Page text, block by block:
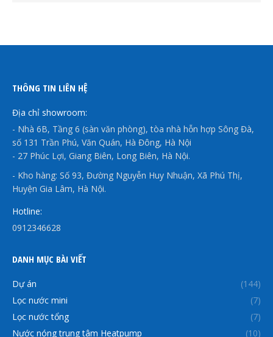
THÔNG TIN LIÊN HỆ
Địa chỉ showroom:
- Nhà 6B, Tầng 6 (sàn văn phòng), tòa nhà hỗn hợp Sông Đà,
số 131 Trần Phú, Văn Quán, Hà Đông, Hà Nội
- 27 Phúc Lợi, Giang Biên, Long Biên, Hà Nội.
- Kho hàng: Số 93, Đường Nguyễn Huy Nhuận, Xã Phú Thị,
Huyện Gia Lâm, Hà Nội.
Hotline:
0912346628
DANH MỤC BÀI VIẾT
Dự án
(144)
Lọc nước mini
(7)
Lọc nước tổng
(7)
Nước nóng trung tâm Heatpump
(10)